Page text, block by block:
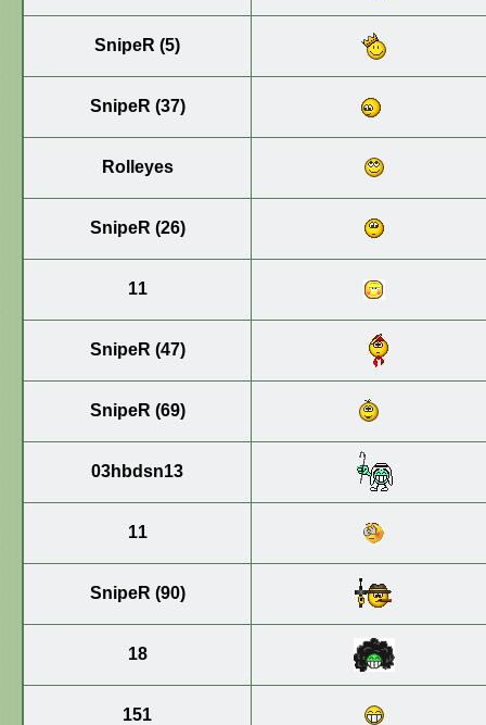
SnipeR (5)
SnipeR (37)
Rolleyes
SnipeR (26)
11
SnipeR (47)
SnipeR (69)
03hbdsn13
11
SnipeR (90)
18
151